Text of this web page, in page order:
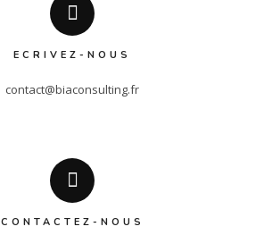
ECRIVEZ-NOUS
contact@biaconsulting.fr
CONTACTEZ-NOUS